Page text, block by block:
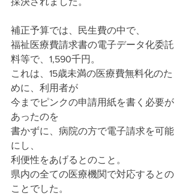
補正予算では、民生費の中で、
福祉医療費請求書の電子データ化委託
料等で、1,590千円。
これは、15歳未満の医療費無料化のた
めに、利用者が
今までピンクの申請用紙を書く必要が
あったのを
書かずに、病院の方で電子請求を可能
にし、
利便性をあげるとのこと。
県内の全ての医療機関で対応するとの
ことでした。